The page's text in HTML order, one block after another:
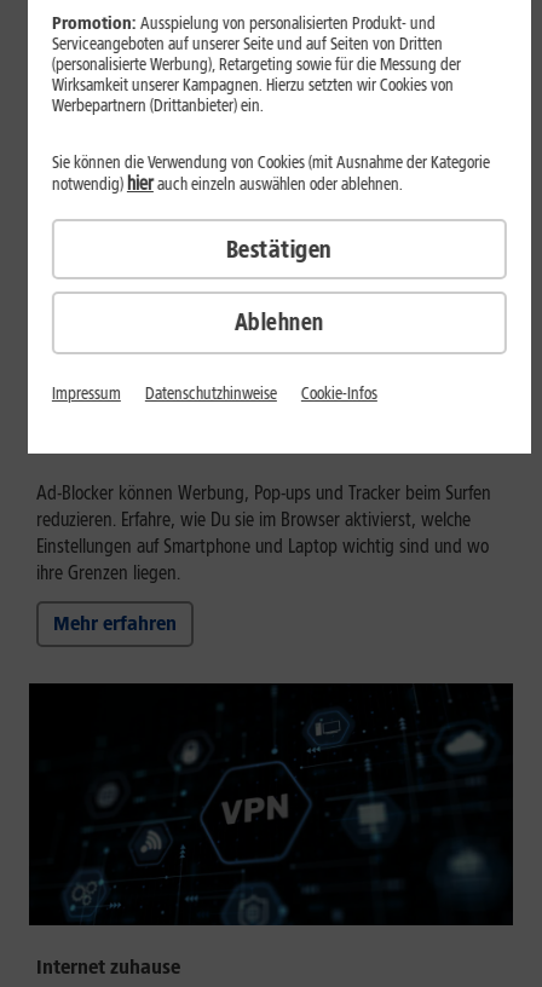
Mehr erfahren
Internet zuhause
Ad-Blocker aktivieren: Werbung
Ad-Blocker können Werbung, Pop-ups und Tracker beim Surfen
reduzieren. Erfahre, wie Du sie im Browser aktivierst, welche
Einstellungen auf Smartphone und Laptop wichtig sind und wo
ihre Grenzen liegen.
Mehr erfahren
Internet zuhause
Promotion: Ausspielung von personalisierten Produkt- und
Serviceangeboten auf unserer Seite und auf Seiten von Dritten
(personalisierte Werbung), Retargeting sowie für die Messung der
Wirksamkeit unserer Kampagnen. Hierzu setzten wir Cookies von
Werbepartnern (Drittanbieter) ein.
Ablehnen
Sie können die Verwendung von Cookies (mit Ausnahme der Kategorie
notwendig) hierauch einzeln auswählen oder ablehnen.
Bestätigen
Impressum Datenschutzhinweise Cookie-Infos